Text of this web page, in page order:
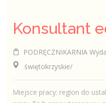
PODRĘCZNIKARNIA
świętokrzyskie/
Miejsce pracy: region do